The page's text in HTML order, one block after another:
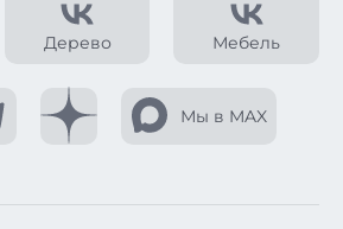
Дерево Мебель
Мы в MAX